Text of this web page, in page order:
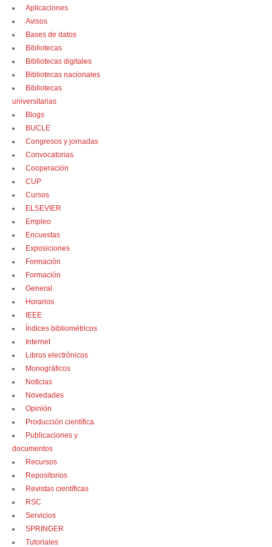
Aplicaciones
Avisos
Bases de datos
Bibliotecas
Bibliotecas digitales
Bibliotecas nacionales
Bibliotecas
universitarias
Blogs
BUCLE
Congresos y jornadas
Convocatorias
Cooperación
CUP
Cursos
ELSEVIER
Empleo
Encuestas
Exposiciones
Formación
Formación
General
Horarios
IEEE
Índices bibliométricos
Internet
Libros electrónicos
Monográficos
Noticias
Novedades
Opinión
Producción científica
Publicaciones y
documentos
Recursos
Repositorios
Revistas científicas
RSC
Servicios
SPRINGER
Tutoriales